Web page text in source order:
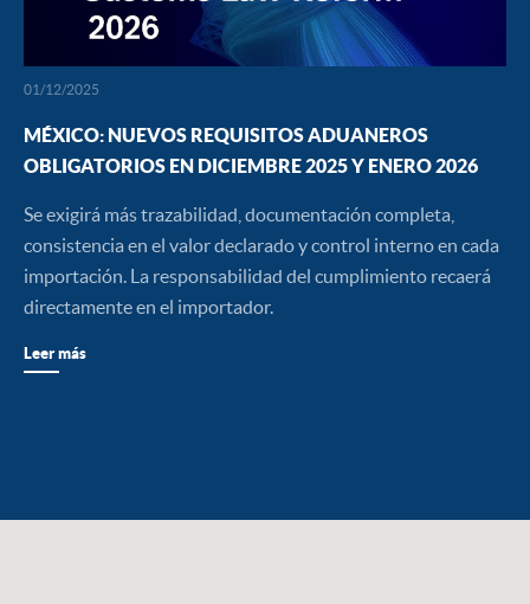
01/12/2025
MÉXICO: NUEVOS REQUISITOS ADUANEROS
OBLIGATORIOS EN DICIEMBRE 2025 Y ENERO 2026
Se exigirá más trazabilidad, documentación completa,
consistencia en el valor declarado y control interno en cada
importación. La responsabilidad del cumplimiento recaerá
directamente en el importador.
Leer más